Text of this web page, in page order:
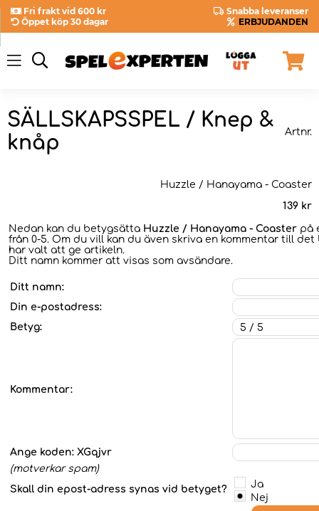
Fri frakt vid 600 kr
Snabba leveranser
Öppet köp 30 dagar
ERBJUDANDEN
SÄLLSKAPSSPEL / Knep &
knåp
Artnr.
Huzzle / Hanayama - Coaster
139 kr
Nedan kan du betygsätta Huzzle / Hanayama - Coaster på
från 0-5. Om du vill kan du även skriva en kommentar till det
har valt att ge artikeln.
Ditt namn kommer att visas som avsändare.
Ditt namn:
Din e-postadress:
Betyg:
Kommentar:
Ange koden: XGqjvr
(motverkar spam)
Skall din epost-adress synas vid betyget?
Ja
Nej